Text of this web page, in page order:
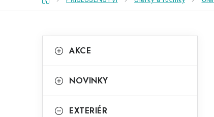
o
t
kategorie
a
e
AKCE
NOVINKY
EXTERIÉR